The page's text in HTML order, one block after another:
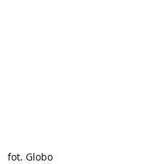
fot. Globo